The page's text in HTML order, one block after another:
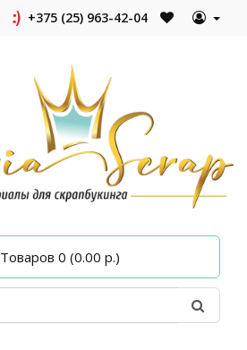
+375 (25) 963-42-04
Товаров 0 (0.00 р.)